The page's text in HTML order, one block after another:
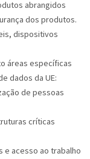
abrangidos
dos produtos.
dispositivos
áreas específicas
dados da UE:
de pessoas
críticas
acesso ao trabalho